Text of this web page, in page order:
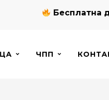
Бесплатна
ЧПП